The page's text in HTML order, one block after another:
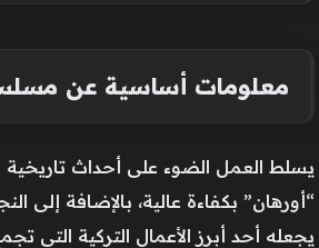
معلومات أساسية عن
يسلط العمل الضوء على أحداث تاريخية
“أورهان” بكفاءة عالية، بالإضافة إلى
يجعله أحد أبرز الأعمال التركية التي